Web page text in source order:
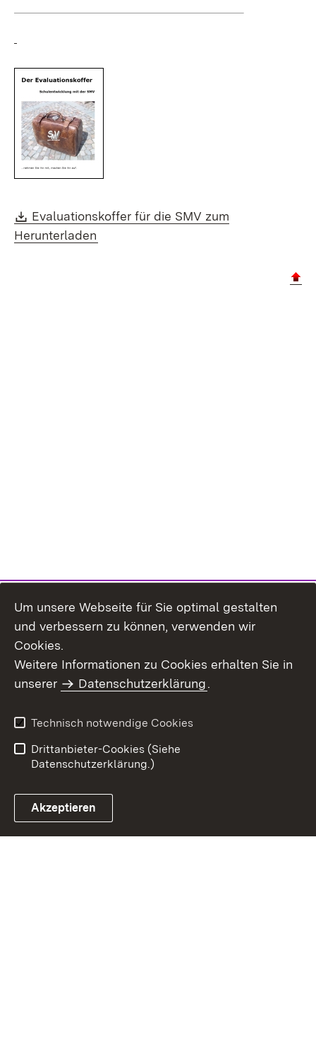
Download:
Evaluationskoffer für die SMV zum
Herunterladen
Benutzungshinweise
Erklärung zur
Um unsere Webseite für Sie optimal gestalten
und verbessern zu können, verwenden wir
Cookies.
Weitere Informationen zu Cookies erhalten Sie in
unserer
Datenschutzerklärung.
Technisch notwendige Cookies
Drittanbieter-Cookies (Siehe
Datenschutzerklärung.)
Akzeptieren